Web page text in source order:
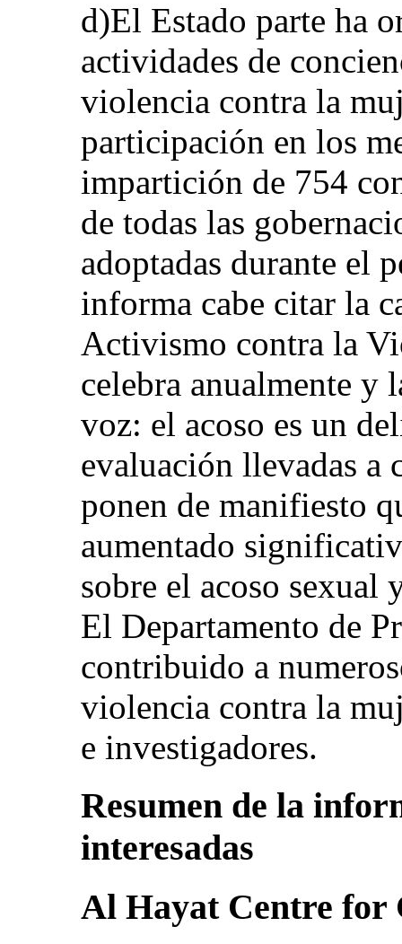
d)El Estado parte ha
actividades de
violencia contra la
participación en los
impartición de 754
de todas las
adoptadas durante el
informa cabe citar la
Activismo contra la
celebra anualmente y
voz: el acoso es un
evaluación llevadas a
ponen de manifiesto
aumentado
sobre el acoso sexual
El Departamento de
contribuido a
violencia contra la
e investigadores.
Resumen de la
interesadas
Al Hayat Centre for